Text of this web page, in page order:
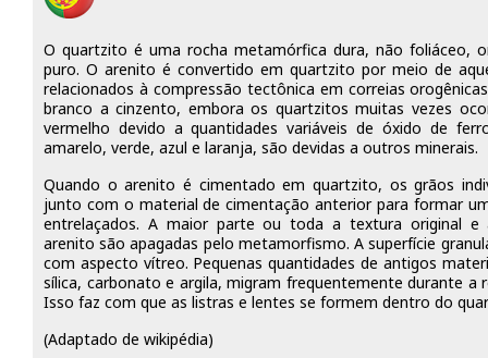
O quartzito é uma rocha metamórfica dura, não foliáceo,
puro. O arenito é convertido em quartzito por meio de
relacionados à compressão tectônica em correias
branco a cinzento, embora os quartzitos muitas vezes
vermelho devido a quantidades variáveis ​​de óxido de
amarelo, verde, azul e laranja, são devidas a outros minerais.
Quando o arenito é cimentado em quartzito, os grãos
junto com o material de cimentação anterior para formar
entrelaçados. A maior parte ou toda a textura original e
arenito são apagadas pelo metamorfismo. A superfície
com aspecto vítreo. Pequenas quantidades de antigos
sílica, carbonato e argila, migram frequentemente durante a
Isso faz com que as listras e lentes se formem dentro do
(Adaptado de wikipédia)